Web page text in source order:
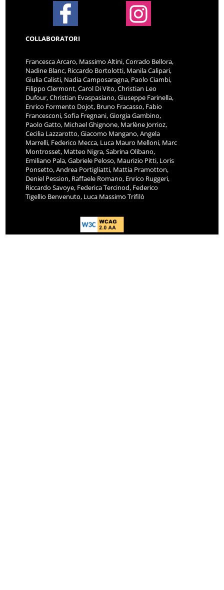
COLLABORATORI
Francesca Arcaro, Massimo Altini, Corrado Bellora,
Nadine Blanc, Riccardo Bortolotti, Manila Calipari,
Giulia Calisti, Nadia Camposaragna, Paolo Ciambi,
Filippo Clermont, Carol Di Vito, Christian Leo
Dufour, Christian Evaspasiano, Giuseppe Farinella,
Enrico Formento Dojot, Bruno Fracasso, Fabio
Francesconi, Sofia Fregnani, Giorgia Gambino,
Paolo Gatto, Michael Ghignone, Marlène Jorrioz,
Cecilia Lazzarotto, Giacomo Mangano, Angela
Marrelli, Federico Mecca, Luca Mauro Melloni, Marc
Montrosset, Matteo Nigra, Sabrina Olibano,
Emiliano Pala, Gabriele Peloso, Maurizio Pitti, Loris
Ponsetto, Andrea Portigliatti, Mattia Pramotton,
Deniel Pession, Raffaele Romano, Enrico Ruggeri,
Riccardo Savoye, Federica Tercinod, Federico
Tigellio Benvenuto, Luca Massimo Trifilò